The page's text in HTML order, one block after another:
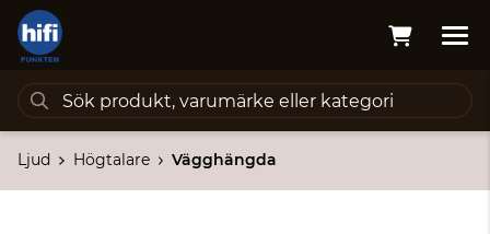
Ljud Högtalare Vägghängda